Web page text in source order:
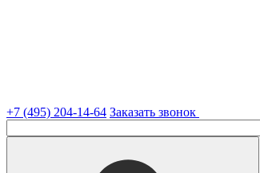
+7 (495) 204-14-64 Заказать звонок